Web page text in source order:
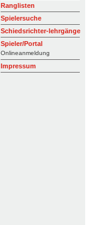
Ranglisten
Spielersuche
Schiedsrichter-lehrgänge
Spieler/Portal
Onlineanmeldung
Impressum